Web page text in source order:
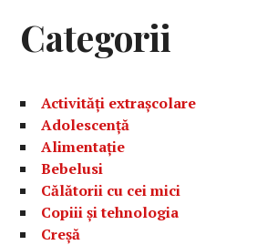
Categorii
Activități extrașcolare
Adolescență
Alimentație
Bebelusi
Călătorii cu cei mici
Copiii și tehnologia
Creșă